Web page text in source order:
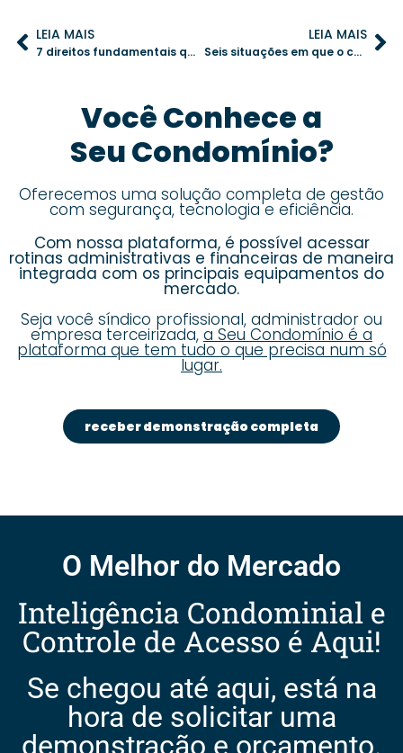
LEIA MAIS
7 direitos fundamentais que todo morador de condomínio deve conhecer
LEIA MAIS
Seis situações em que o condomínio pode processar um morador e como evitá-las
Você Conhece a
Seu Condomínio?
Oferecemos uma solução completa de gestão
com segurança, tecnologia e eficiência.
Com nossa plataforma, é possível acessar
rotinas administrativas e financeiras de maneira
integrada com os principais equipamentos do
mercado.
Seja você síndico profissional, administrador ou
empresa terceirizada, a Seu Condomínio é a
plataforma que tem tudo o que precisa num só
lugar.
receber demonstração completa
O Melhor do Mercado
Inteligência Condominial e
Controle de Acesso é Aqui!
Se chegou até aqui, está na
hora de solicitar uma
demonstração e orçamento.